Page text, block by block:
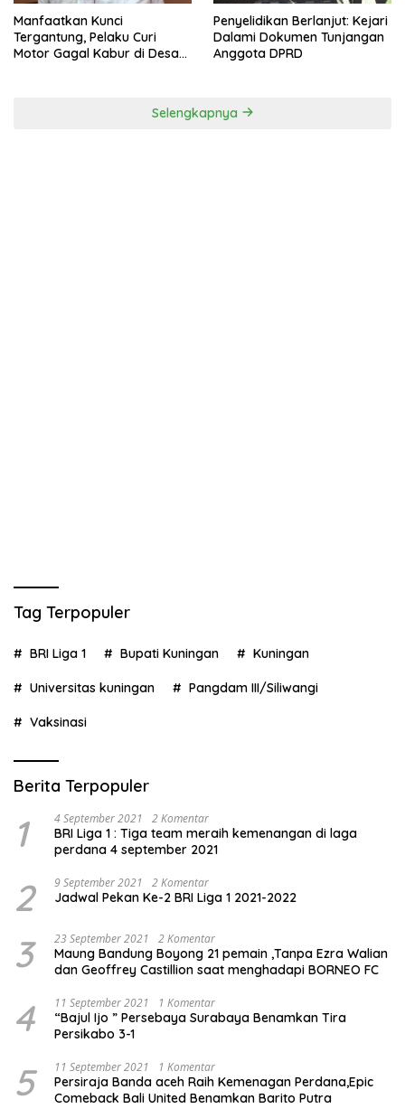
Manfaatkan Kunci
Tergantung, Pelaku Curi
Motor Gagal Kabur di Desa
Penyelidikan Berlanjut: Kejari
Dalami Dokumen Tunjangan
Anggota DPRD
Selengkapnya
Tag Terpopuler
BRI Liga 1 Bupati Kuningan Kuningan
Universitas kuningan Pangdam III/Siliwangi
Vaksinasi
Berita Terpopuler
1 4 September 2021 2 Komentar
BRI Liga 1 : Tiga team meraih kemenangan di laga
perdana 4 september 2021
2 9 September 2021 2 Komentar
Jadwal Pekan Ke-2 BRI Liga 1 2021-2022
3 23 September 2021 2 Komentar
Maung Bandung Boyong 21 pemain ,Tanpa Ezra Walian
dan Geoffrey Castillion saat menghadapi BORNEO FC
4 11 September 2021 1 Komentar
“Bajul Ijo ” Persebaya Surabaya Benamkan Tira
Persikabo 3-1
5 11 September 2021 1 Komentar
Persiraja Banda aceh Raih Kemenagan Perdana,Epic
Comeback Bali United Benamkan Barito Putra